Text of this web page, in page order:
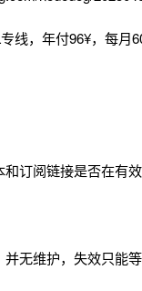
线，年付96¥，每月
订阅链接是否在有效
无维护，失效只能等